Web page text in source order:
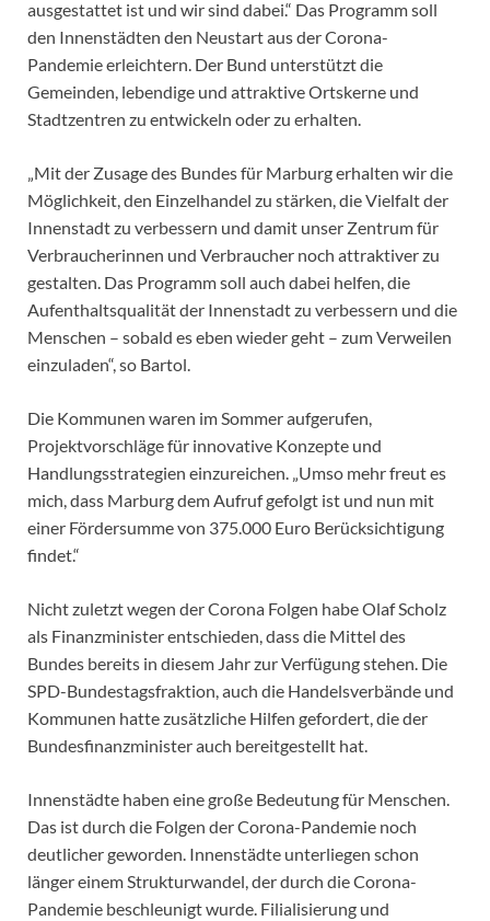
ausgestattet ist und wir sind dabei.“ Das Programm soll
den Innenstädten den Neustart aus der Corona-
Pandemie erleichtern. Der Bund unterstützt die
Gemeinden, lebendige und attraktive Ortskerne und
Stadtzentren zu entwickeln oder zu erhalten.
„Mit der Zusage des Bundes für Marburg erhalten wir die
Möglichkeit, den Einzelhandel zu stärken, die Vielfalt der
Innenstadt zu verbessern und damit unser Zentrum für
Verbraucherinnen und Verbraucher noch attraktiver zu
gestalten. Das Programm soll auch dabei helfen, die
Aufenthaltsqualität der Innenstadt zu verbessern und die
Menschen – sobald es eben wieder geht – zum Verweilen
einzuladen“, so Bartol.
Die Kommunen waren im Sommer aufgerufen,
Projektvorschläge für innovative Konzepte und
Handlungsstrategien einzureichen. „Umso mehr freut es
mich, dass Marburg dem Aufruf gefolgt ist und nun mit
einer Fördersumme von 375.000 Euro Berücksichtigung
findet.“
Nicht zuletzt wegen der Corona Folgen habe Olaf Scholz
als Finanzminister entschieden, dass die Mittel des
Bundes bereits in diesem Jahr zur Verfügung stehen. Die
SPD-Bundestagsfraktion, auch die Handelsverbände und
Kommunen hatte zusätzliche Hilfen gefordert, die der
Bundesfinanzminister auch bereitgestellt hat.
Innenstädte haben eine große Bedeutung für Menschen.
Das ist durch die Folgen der Corona-Pandemie noch
deutlicher geworden. Innenstädte unterliegen schon
länger einem Strukturwandel, der durch die Corona-
Pandemie beschleunigt wurde. Filialisierung und